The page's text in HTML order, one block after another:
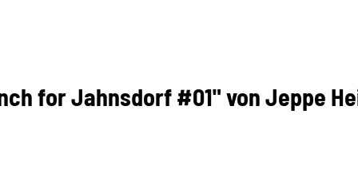
for Jahnsdorf #01" von Jeppe